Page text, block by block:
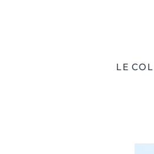
LE